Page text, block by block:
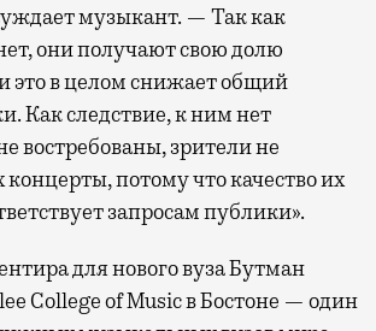
музыкант. — Так как
они получают свою долю
это в целом снижает общий
Как следствие, к ним нет
востребованы, зрители не
концерты, потому что качество их
запросам публики».
для нового вуза Бутман
College of Music в Бостоне — один